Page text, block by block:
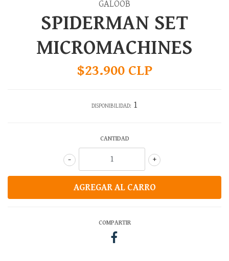
GALOOB
SPIDERMAN SET
MICROMACHINES
$23.900 CLP
DISPONIBILIDAD: 1
CANTIDAD
+
-
COMPARTIR